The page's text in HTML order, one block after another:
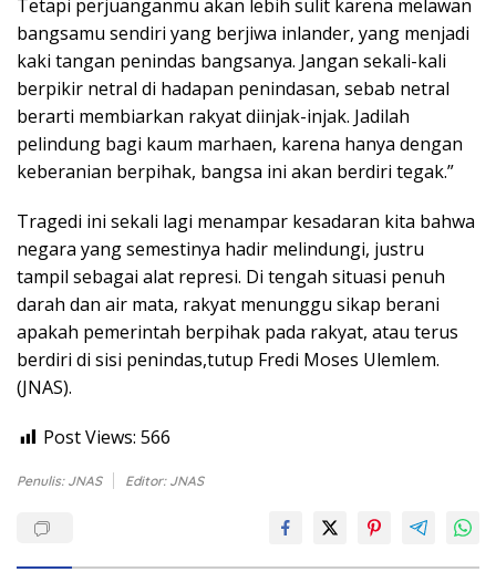
Tetapi perjuanganmu akan lebih sulit karena melawan
bangsamu sendiri yang berjiwa inlander, yang menjadi
kaki tangan penindas bangsanya. Jangan sekali-kali
berpikir netral di hadapan penindasan, sebab netral
berarti membiarkan rakyat diinjak-injak. Jadilah
pelindung bagi kaum marhaen, karena hanya dengan
keberanian berpihak, bangsa ini akan berdiri tegak.”
Tragedi ini sekali lagi menampar kesadaran kita bahwa
negara yang semestinya hadir melindungi, justru
tampil sebagai alat represi. Di tengah situasi penuh
darah dan air mata, rakyat menunggu sikap berani
apakah pemerintah berpihak pada rakyat, atau terus
berdiri di sisi penindas,tutup Fredi Moses Ulemlem.
(JNAS).
Post Views: 566
Penulis: JNAS Editor: JNAS